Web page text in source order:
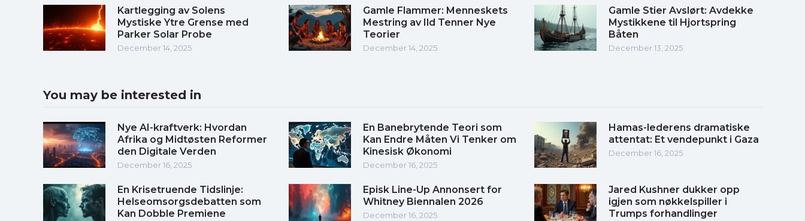
Kartlegging av Solens
Mystiske Ytre Grense med
Parker Solar Probe
December 14, 2025
Gamle Flammer: Menneskets
Mestring av Ild Tenner Nye
Teorier
December 14, 2025
Gamle Stier Avslørt: Avdekke
Mystikkene til Hjortspring
Båten
December 13, 2025
You may be interested in
Nye AI-kraftverk: Hvordan
Afrika og Midtøsten Reformer
den Digitale Verden
December 16, 2025
En Banebrytende Teori som
Kan Endre Måten Vi Tenker om
Kinesisk Økonomi
December 16, 2025
Hamas-lederens dramatiske
attentat: Et vendepunkt i Gaza
December 16, 2025
En Krisetruende Tidslinje:
Helseomsorgsdebatten som
Kan Dobble Premiene
Episk Line-Up Annonsert for
Whitney Biennalen 2026
December 16, 2025
Jared Kushner dukker opp
igjen som nøkkelspiller i
Trumps forhandlinger